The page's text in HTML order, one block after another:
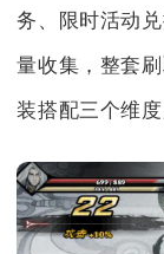
务、限时活动
量收集，整套
装搭配三个维